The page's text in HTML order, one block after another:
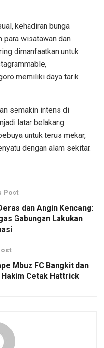
kehadiran bunga
para wisatawan dan
dimanfaatkan untuk
memiliki daya tarik
semakin intens di
latar belakang
untuk terus mekar,
dengan alam sekitar.
Post
dan Angin Kencang:
Gabungan Lakukan
Mbuz FC Bangkit dan
Cetak Hattrick